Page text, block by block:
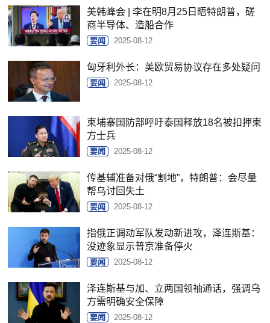
美韩峰会 | 李在明8月25日晤特朗普，磋
商半导体、造船合作
要闻 2025-08-12
匈牙利外长：美欧贸易协议存在多处疑问
要闻 2025-08-12
柬埔寨国防部呼吁泰国释放18名被扣押柬
方士兵
要闻 2025-08-12
传基辅准备对俄“割地”，特朗普：会尽量
帮乌讨回失土
要闻 2025-08-12
指俄正调动军队发动新进攻，泽连斯基：
没迹象显示普京准备停火
要闻 2025-08-12
泽连斯基与加、立两国领袖通话，强调乌
方需明确安全保障
要闻 2025-08-12